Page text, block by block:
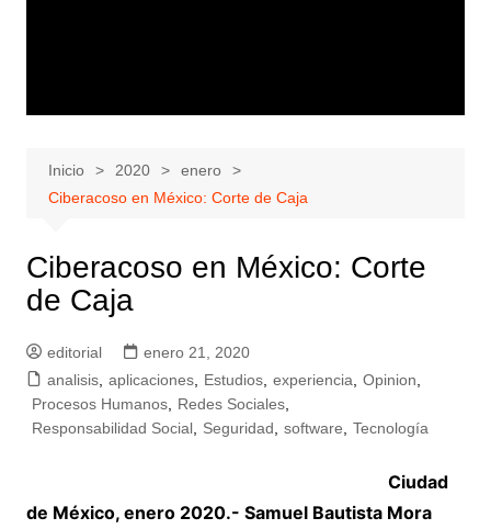
Inicio 2020
enero
Ciberacoso en México: Corte de Caja
Ciberacoso en México: Corte
de Caja
editorial
enero 21, 2020
analisis, aplicaciones, Estudios, experiencia Opinion
Procesos Humanos, Redes Sociales,
Responsabilidad Social, Seguridad software Tecnología
Ciudad
de México, enero 2020.- Samuel Bautista Mora